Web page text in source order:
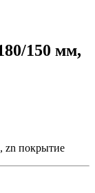
150 мм,
zn покрытие